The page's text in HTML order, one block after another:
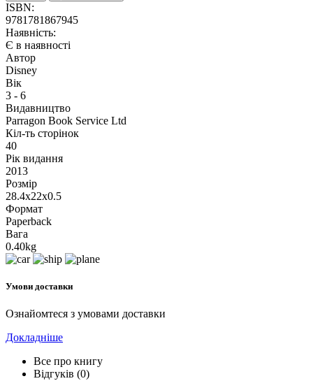
ISBN:
9781781867945
Наявність:
Є в наявності
Автор
Disney
Вік
3 - 6
Видавництво
Parragon Book Service Ltd
Кіл-ть сторінок
40
Рік видання
2013
Розмір
28.4x22x0.5
Формат
Paperback
Вага
0.40kg
Умови доставки
Ознайомтеся з умовами доставки
Докладніше
Все про книгу
Відгуків (0)